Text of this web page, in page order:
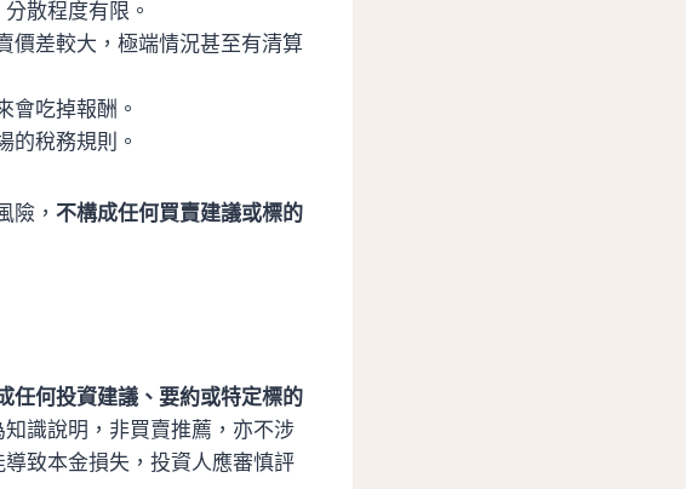
散程度有限。
價差較大，極端情況甚至有清算
會吃掉報酬。
的稅務規則。
險， 不構成任何買賣建議或標的
任何投資建議、要約或特定標的
識說明，非買賣推薦，亦不涉
致本金損失，投資人應審慎評